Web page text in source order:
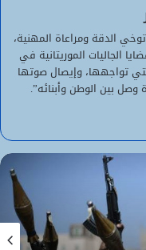
الدقة ومراعاة المهنية،
الجاليات الموريتانية في
تواجهها، وإيصال صوتها
بين الوطن وأبنائه”.